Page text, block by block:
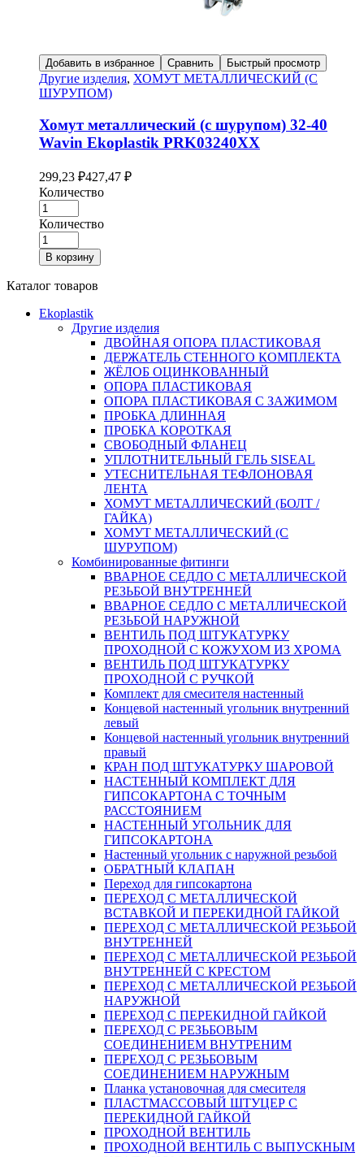
Добавить в избранное Сравнить Быстрый просмотр
Другие изделия, ХОМУТ МЕТАЛЛИЧЕСКИЙ (С
ШУРУПОМ)
Хомут металлический (с шурупом) 32-40
Wavin Ekoplastik PRK03240XX
299,23 ₽427,47 ₽
Количество
Количество
В корзину
Каталог товаров
Ekoplastik
Другие изделия
ДВОЙНАЯ ОПОРА ПЛАСТИКОВАЯ
ДЕРЖАТЕЛЬ СТЕННОГО КОМПЛЕКТА
ЖЁЛОБ ОЦИНКОВАННЫЙ
ОПОРА ПЛАСТИКОВАЯ
ОПОРА ПЛАСТИКОВАЯ С ЗАЖИМОМ
ПРОБКА ДЛИННАЯ
ПРОБКА КОРОТКАЯ
СВОБОДНЫЙ ФЛАНЕЦ
УПЛОТНИТЕЛЬНЫЙ ГЕЛЬ SISEAL
УТЕСНИТЕЛЬНАЯ ТЕФЛОНОВАЯ
ЛЕНТА
ХОМУТ МЕТАЛЛИЧЕСКИЙ (БОЛТ /
ГАЙКА)
ХОМУТ МЕТАЛЛИЧЕСКИЙ (С
ШУРУПОМ)
Комбинированные фитинги
ВВАРНОЕ СЕДЛО С МЕТАЛЛИЧЕСКОЙ
РЕЗЬБОЙ ВНУТРЕННЕЙ
ВВАРНОЕ СЕДЛО С МЕТАЛЛИЧЕСКОЙ
РЕЗЬБОЙ НАРУЖНОЙ
ВЕНТИЛЬ ПОД ШТУКАТУРКУ
ПРОХОДНОЙ С КОЖУХОМ ИЗ ХРОМА
ВЕНТИЛЬ ПОД ШТУКАТУРКУ
ПРОХОДНОЙ С РУЧКОЙ
Комплект для смесителя настенный
Концевой настенный угольник внутренний
левый
Концевой настенный угольник внутренний
правый
КРАН ПОД ШТУКАТУРКУ ШАРОВОЙ
НАСТЕННЫЙ КОМПЛЕКТ ДЛЯ
ГИПСОКАРТОНA С ТОЧНЫМ
РАССТОЯНИЕМ
НАСТЕННЫЙ УГОЛЬНИК ДЛЯ
ГИПСОКАРТОНА
Настенный угольник с наружной резьбой
ОБРАТНЫЙ КЛАПАН
Переход для гипсокартона
ПЕРЕХОД С МЕТАЛЛИЧЕСКОЙ
ВСТАВКОЙ И ПЕРЕКИДНОЙ ГАЙКОЙ
ПЕРЕХОД С МЕТАЛЛИЧЕСКОЙ РЕЗЬБОЙ
ВНУТРЕННЕЙ
ПЕРЕХОД С МЕТАЛЛИЧЕСКОЙ РЕЗЬБОЙ
ВНУТРЕННЕЙ С КРЕСТОМ
ПЕРЕХОД С МЕТАЛЛИЧЕСКОЙ РЕЗЬБОЙ
НАРУЖНОЙ
ПЕРЕХОД С ПЕРЕКИДНОЙ ГАЙКОЙ
ПЕРЕХОД С РЕЗЬБОВЫМ
СОЕДИНЕНИЕМ ВНУТРЕНИМ
ПЕРЕХОД С РЕЗЬБОВЫМ
СОЕДИНЕНИЕМ НАРУЖНЫМ
Планка установочная для смесителя
ПЛАСТМАССОВЫЙ ШТУЦЕР С
ПЕРЕКИДНОЙ ГАЙКОЙ
ПРОХОДНОЙ ВЕНТИЛЬ
ПРОХОДНОЙ ВЕНТИЛЬ С ВЫПУСКНЫМ